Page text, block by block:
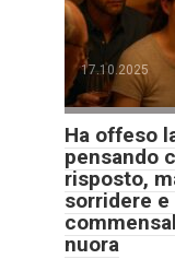
17.10.2025
Ha offeso
pensando
risposto,
sorridere
nuora